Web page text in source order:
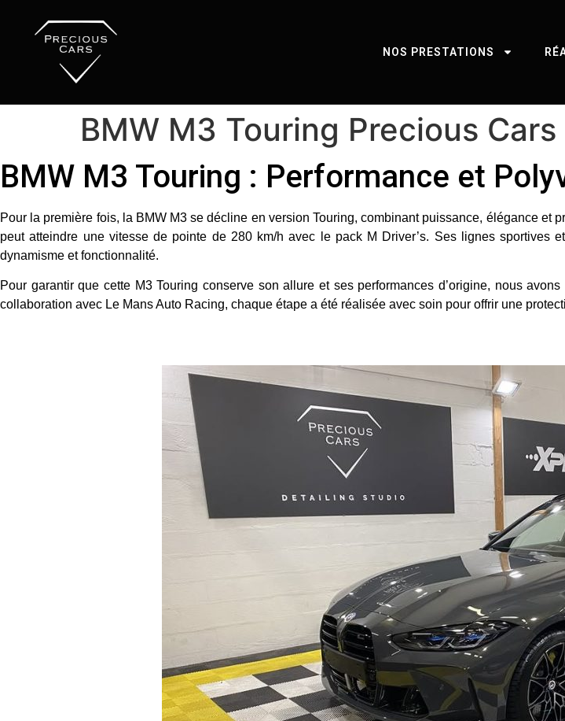
NOS PRESTATIONS
BMW M3 Touring Precious
BMW M3 Touring : Performance et
Pour la première fois, la BMW M3 se décline en version Touring, combinant puissance, élégance et
peut atteindre une vitesse de pointe de 280 km/h avec le pack M Driver’s. Ses lignes sportives
dynamisme et fonctionnalité.
Pour garantir que cette M3 Touring conserve son allure et ses performances d’origine, nous
collaboration avec Le Mans Auto Racing, chaque étape a été réalisée avec soin pour offrir une